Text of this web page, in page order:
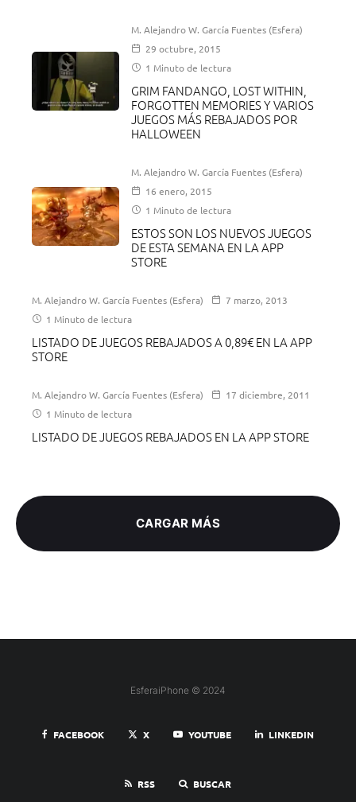
M. Alejandro W. García Fuentes (Esfera)
29 octubre, 2015
1 Minuto de lectura
GRIM FANDANGO, LOST WITHIN,
FORGOTTEN MEMORIES Y VARIOS
JUEGOS MÁS REBAJADOS POR
HALLOWEEN
M. Alejandro W. García Fuentes (Esfera)
16 enero, 2015
1 Minuto de lectura
ESTOS SON LOS NUEVOS JUEGOS
DE ESTA SEMANA EN LA APP
STORE
M. Alejandro W. García Fuentes (Esfera)
7 marzo, 2013
1 Minuto de lectura
LISTADO DE JUEGOS REBAJADOS A 0,89€ EN LA APP
STORE
M. Alejandro W. García Fuentes (Esfera)
17 diciembre, 2011
1 Minuto de lectura
LISTADO DE JUEGOS REBAJADOS EN LA APP STORE
CARGAR MÁS
EsferaiPhone © 2024
FACEBOOK X YOUTUBE LINKEDIN
RSS BUSCAR